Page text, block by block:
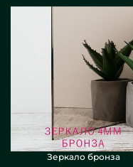
Зеркало бронза